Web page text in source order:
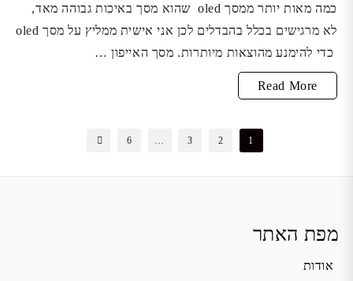
כמה מאות יותר ממסך oled שהוא מסך באיכות גבוהה מאד,
לא מרגישים בכלל בהבדלים לכן אני אישית ממליץ על מסך oled
כדי להימנע מהוצאות מיותרות. מסך האייפון …
החלפת
Read More
1
2
3
…
6
מפת האתר
אודות